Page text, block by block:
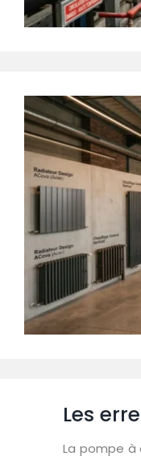
Les
La pompe à